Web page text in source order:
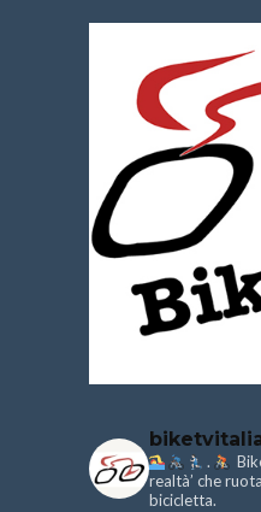
.
realtà’ che
bicicletta.